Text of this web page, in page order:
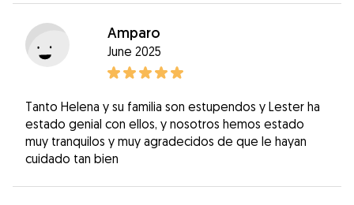
Amparo
June 2025
Tanto Helena y su familia son estupendos y Lester ha
estado genial con ellos, y nosotros hemos estado
muy tranquilos y muy agradecidos de que le hayan
cuidado tan bien